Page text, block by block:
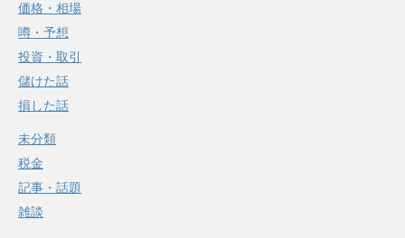
価格・相場
噂・予想
投資・取引
儲けた話
損した話
未分類
税金
記事・話題
雑談